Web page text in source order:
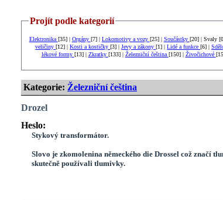
Projít podle kategorií
Elektronika [35] | Orgány [7] | Lokomotivy a vozy [25] | Součástky [20] |
veličiny[12] |Kosti a kostičky[3] |Jevy a zákony[1] |Lidé a funkce[6] |
lékové formy [13] | Zkratky [133] | Železniční čeština [150] | Živočichové
Kategorie: Železniční čeština
Drozel
Heslo:
Stykový transformátor.
Slovo je zkomolenina německého die Drossel což značí
skutečně používali tlumivky.